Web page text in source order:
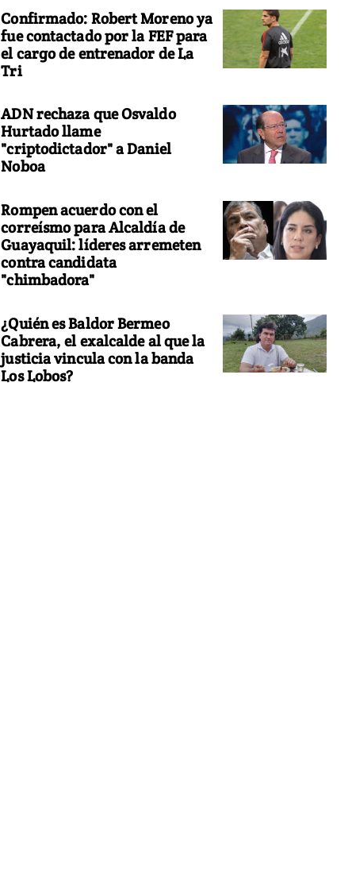
Confirmado: Robert Moreno ya
fue contactado por la FEF para
el cargo de entrenador de La
Tri
ADN rechaza que Osvaldo
Hurtado llame
"criptodictador" a Daniel
Noboa
Rompen acuerdo con el
correísmo para Alcaldía de
Guayaquil: líderes arremeten
contra candidata
"chimbadora"
¿Quién es Baldor Bermeo
Cabrera, el exalcalde al que la
justicia vincula con la banda
Los Lobos?